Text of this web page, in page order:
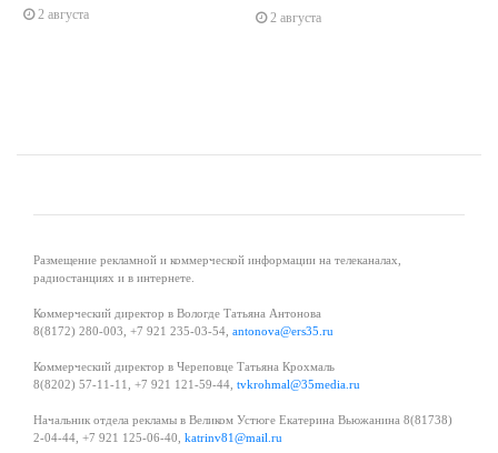
2 августа 2 августа
Размещение рекламной и коммерческой информации на телеканалах,
радиостанциях и в интернете.
Коммерческий директор в Вологде Татьяна Антонова
8(8172) 280-003, +7 921 235-03-54, antonova@ers35.ru
Коммерческий директор в Череповце Татьяна Крохмаль
8(8202) 57-11-11, +7 921 121-59-44, tvkrohmal@35media.ru
Начальник отдела рекламы в Великом Устюге Екатерина Вьюжанина 8(81738)
2-04-44, +7 921 125-06-40, katrinv81@mail.ru